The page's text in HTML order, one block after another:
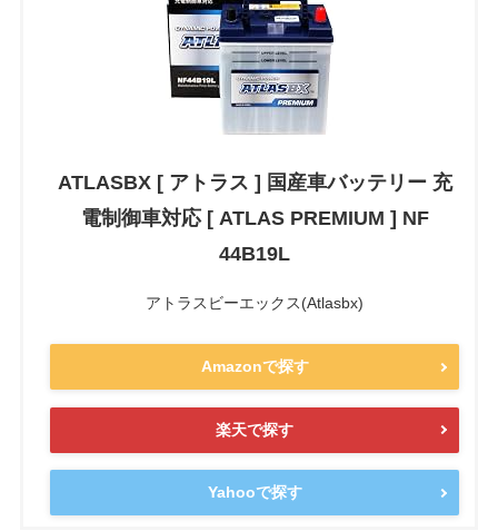
ATLASBX [ アトラス ] 国産車バッテリー 充
電制御車対応 [ ATLAS PREMIUM ] NF
44B19L
アトラスビーエックス(Atlasbx)
Amazonで探す
楽天で探す
Yahooで探す